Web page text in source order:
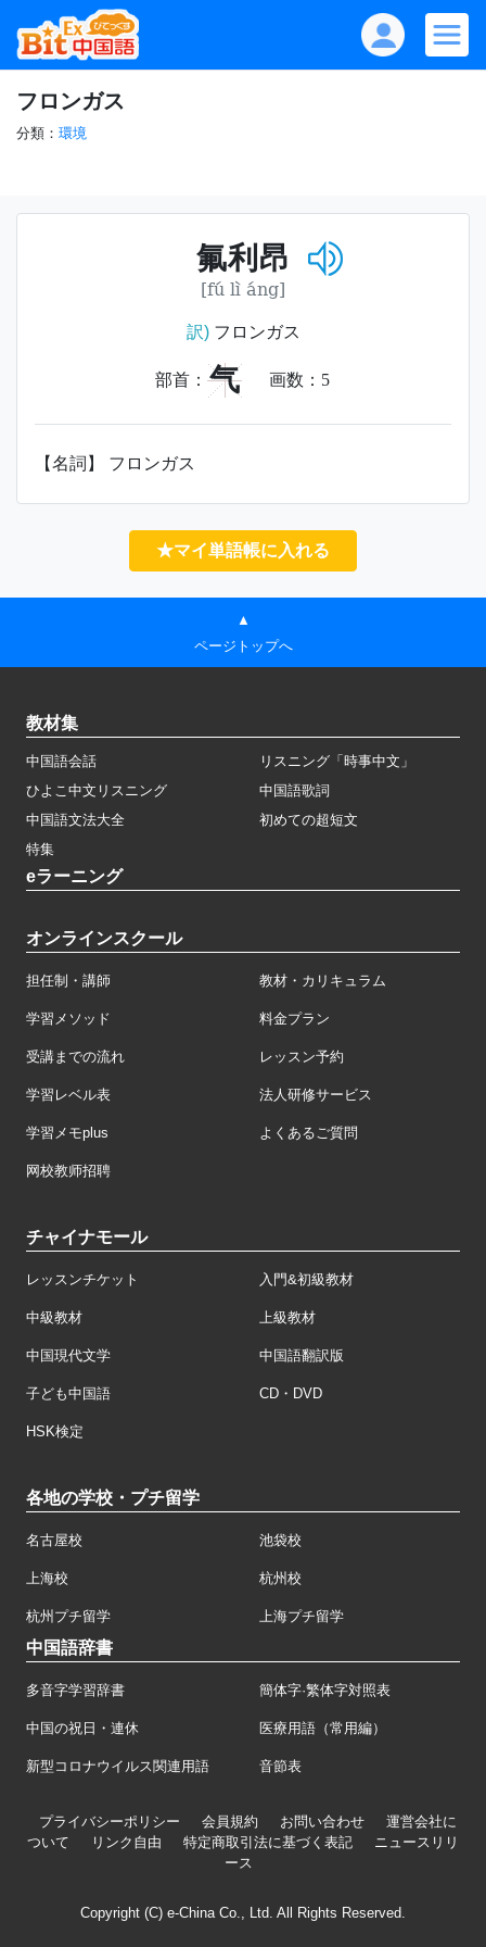
フロンガス
分類： 環境
氟利昂
[fú lì áng]
訳)フロンガス
部首： 气 画数： 5
【名詞】 フロンガス
★マイ単語帳に入れる
▲
ページトップへ
教材集
中国語会話
リスニング「時事中文」
ひよこ中文リスニング
中国語歌詞
中国語文法大全
初めての超短文
特集
eラーニング
オンラインスクール
担任制・講師 教材・カリキュラム
学習メソッド 料金プラン
受講までの流れ レッスン予約
学習レベル表 法人研修サービス
学習メモplus よくあるご質問
网校教师招聘
チャイナモール
レッスンチケット 入門&初級教材
中級教材 上級教材
中国現代文学 中国語翻訳版
子ども中国語 CD・DVD
HSK検定
各地の学校・プチ留学
名古屋校 池袋校
上海校 杭州校
杭州プチ留学 上海プチ留学
中国語辞書
多音字学習辞書 簡体字·繁体字対照表
中国の祝日・連休 医療用語（常用編）
新型コロナウイルス関連用語 音節表
プライバシーポリシー 会員規約 お問い合わせ
運営会社に
ついて
リンク自由 特定商取引法に基づく表記
ニュースリリ
ース
Copyright (C) e-China Co., Ltd. All Rights Reserved.